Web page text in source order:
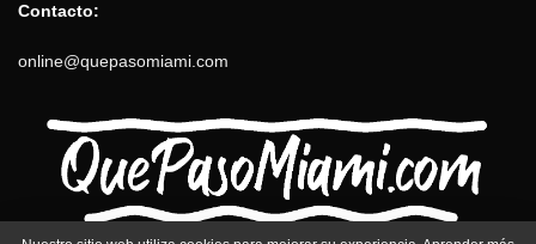
Contacto:
online@quepasomiami.com